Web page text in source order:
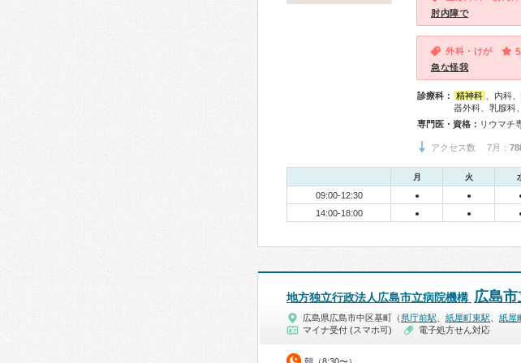
肘内障で
外科・けが
急な怪我
診療科： 精神科
、内科
器外科、乳腺科
専門医・資格：
アクセス数 7月：
月 火
09:00-12:30 ● ●
14:00-18:00 ● ●
地方独立行政法人広島市立病院機構 広島
広島県広島市中区基町（ 県庁前駅 紙屋町東駅 紙屋
マイナ受付 (スマホ可)
電子処方せん対応